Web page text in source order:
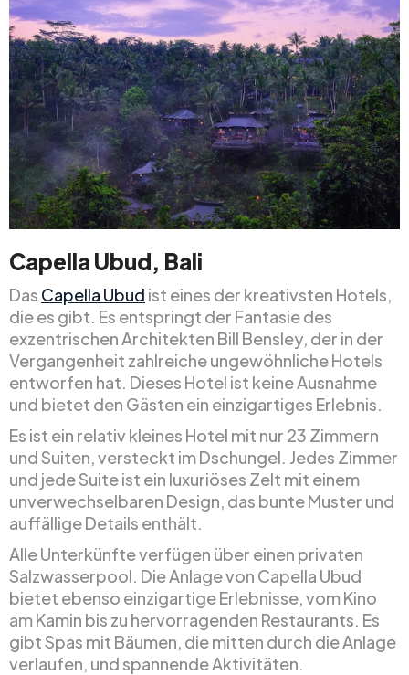
Capella Ubud, Bali
Das Capella Ubud ist eines der kreativsten Hotels,
die es gibt. Es entspringt der Fantasie des
exzentrischen Architekten Bill Bensley, der in der
Vergangenheit zahlreiche ungewöhnliche Hotels
entworfen hat. Dieses Hotel ist keine Ausnahme
und bietet den Gästen ein einzigartiges Erlebnis.
Es ist ein relativ kleines Hotel mit nur 23 Zimmern
und Suiten, versteckt im Dschungel. Jedes Zimmer
und jede Suite ist ein luxuriöses Zelt mit einem
unverwechselbaren Design, das bunte Muster und
auffällige Details enthält.
Alle Unterkünfte verfügen über einen privaten
Salzwasserpool. Die Anlage von Capella Ubud
bietet ebenso einzigartige Erlebnisse, vom Kino
am Kamin bis zu hervorragenden Restaurants. Es
gibt Spas mit Bäumen, die mitten durch die Anlage
verlaufen, und spannende Aktivitäten.